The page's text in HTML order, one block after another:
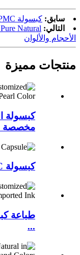
سابق: كبسولة HPMC الشفافة
التالي:
الأحجام والألوان
منتجات مميزة
كبسولة
مخصصة
كبسولة HPMC الشفافة
طباعة
...